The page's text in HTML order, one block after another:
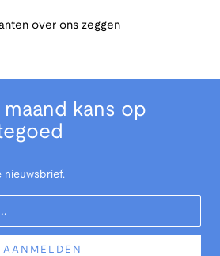
over ons zeggen
kans op
nieuwsbrief.
AANMELDEN